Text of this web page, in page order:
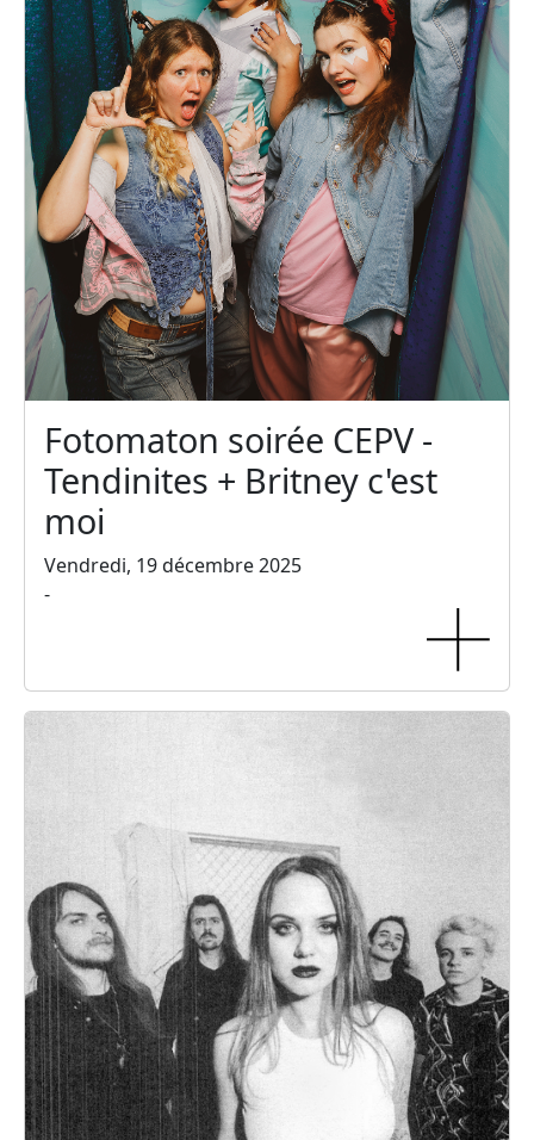
Fotomaton soirée CEPV -
Tendinites + Britney c'est
moi
Vendredi, 19 décembre 2025
-